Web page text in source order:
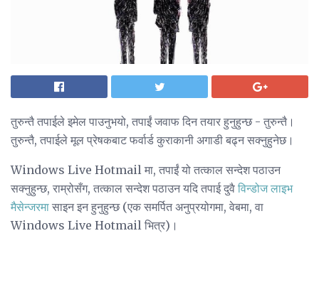
तुरुन्तै तपाईले इमेल पाउनुभयो, तपाईं जवाफ दिन तयार हुनुहुन्छ - तुरुन्तै।
तुरुन्तै, तपाईले मूल प्रेषकबाट फर्वार्ड कुराकानी अगाडी बढ्न सक्नुहुनेछ।
Windows Live Hotmail मा, तपाईं यो तत्काल सन्देश पठाउन
सक्नुहुन्छ, राम्रोसँग, तत्काल सन्देश पठाउन यदि तपाई दुवै विन्डोज लाइभ
मैसेन्जरमा साइन इन हुनुहुन्छ (एक समर्पित अनुप्रयोगमा, वेबमा, वा
Windows Live Hotmail भित्र)।